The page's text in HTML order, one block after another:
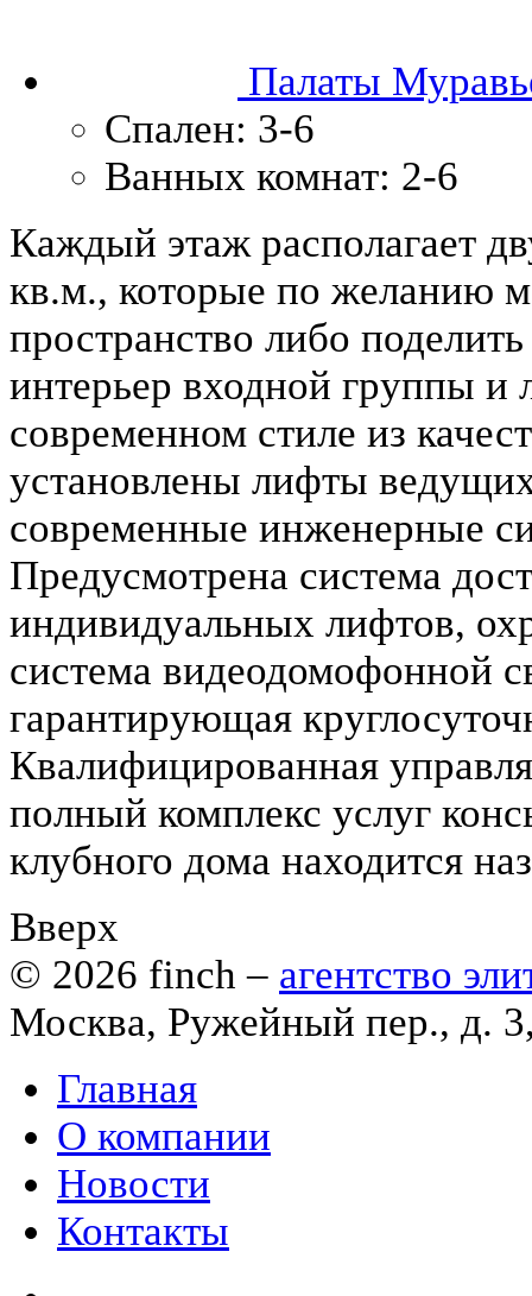
Палаты
Спален: 3-6
Ванных комнат: 2-6
Каждый этаж располагает
кв.м., которые по желанию
пространство либо
интерьер входной группы
современном стиле из
установлены лифты
современные инженерные
Предусмотрена система
индивидуальных лифтов,
система видеодомофонной
гарантирующая
Квалифицированная
полный комплекс услуг
клубного дома находится
Вверх
© 2026 finch – агентство
Москва, Ружейный пер., д.
Главная
О компании
Новости
Контакты